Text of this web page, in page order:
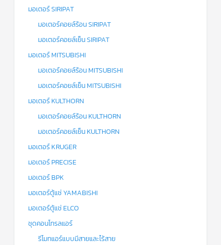
มอเตอร์ SIRIPAT
มอเตอร์คอยล์ร้อน SIRIPAT
มอเตอร์คอยล์เย็น SIRIPAT
มอเตอร์ MITSUBISHI
มอเตอร์คอยล์ร้อน MITSUBISHI
มอเตอร์คอยล์เย็น MITSUBISHI
มอเตอร์ KULTHORN
มอเตอร์คอยล์ร้อน KULTHORN
มอเตอร์คอยล์เย็น KULTHORN
มอเตอร์ KRUGER
มอเตอร์ PRECISE
มอเตอร์ BPK
มอเตอร์ตู้แช่ YAMABISHI
มอเตอร์ตู้แช่ ELCO
ชุดคอนโทรลแอร์
รีโมทแอร์แบบมีสายและไร้สาย